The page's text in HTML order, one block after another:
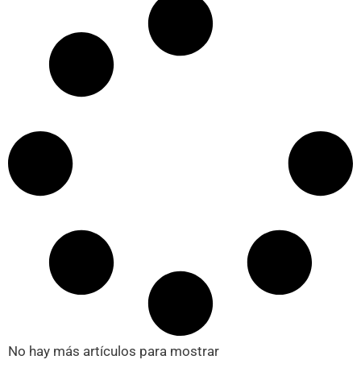
No hay más artículos para mostrar